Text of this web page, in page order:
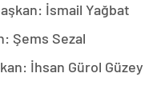
İsmail Yağbat
Şems Sezal
İhsan Gürol Güzey